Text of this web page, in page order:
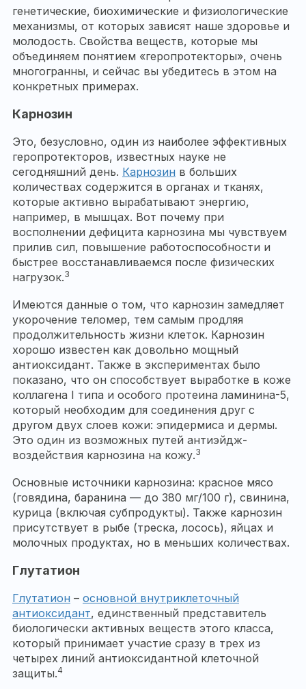
генетические, биохимические и физиологические
механизмы, от которых зависят наше здоровье и
молодость. Свойства веществ, которые мы
объединяем понятием «геропротекторы», очень
многогранны, и сейчас вы убедитесь в этом на
конкретных примерах.
Карнозин
Это, безусловно, один из наиболее эффективных
геропротекторов, известных науке не
сегодняшний день. Карнозин в больших
количествах содержится в органах и тканях,
которые активно вырабатывают энергию,
например, в мышцах. Вот почему при
восполнении дефицита карнозина мы чувствуем
прилив сил, повышение работоспособности и
быстрее восстанавливаемся после физических
нагрузок.3
Имеются данные о том, что карнозин замедляет
укорочение теломер, тем самым продляя
продолжительность жизни клеток. Карнозин
хорошо известен как довольно мощный
антиоксидант. Также в экспериментах было
показано, что он способствует выработке в коже
коллагена I типа и особого протеина ламинина-5,
который необходим для соединения друг с
другом двух слоев кожи: эпидермиса и дермы.
Это один из возможных путей антиэйдж-
воздействия карнозина на кожу.3
Основные источники карнозина: красное мясо
(говядина, баранина — до 380 мг/100 г), свинина,
курица (включая субпродукты). Также карнозин
присутствует в рыбе (треска, лосось), яйцах и
молочных продуктах, но в меньших количествах.
Глутатион
Глутатион – основной внутриклеточный
антиоксидант, единственный представитель
биологически активных веществ этого класса,
который принимает участие сразу в трех из
четырех линий антиоксидантной клеточной
защиты.4